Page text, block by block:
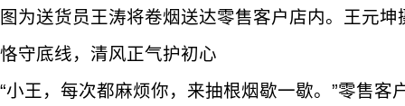
图为送货员王涛将卷烟送达零售客户店内。王元坤
恪守底线，清风正气护初心
“小王，每次都麻烦你，来抽根烟歇一歇。”零售客